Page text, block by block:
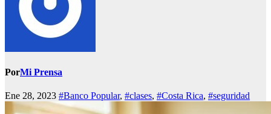
PorMi Prensa
Ene 28, 2023 #Banco Popular, #clases, #Costa Rica, #seguridad